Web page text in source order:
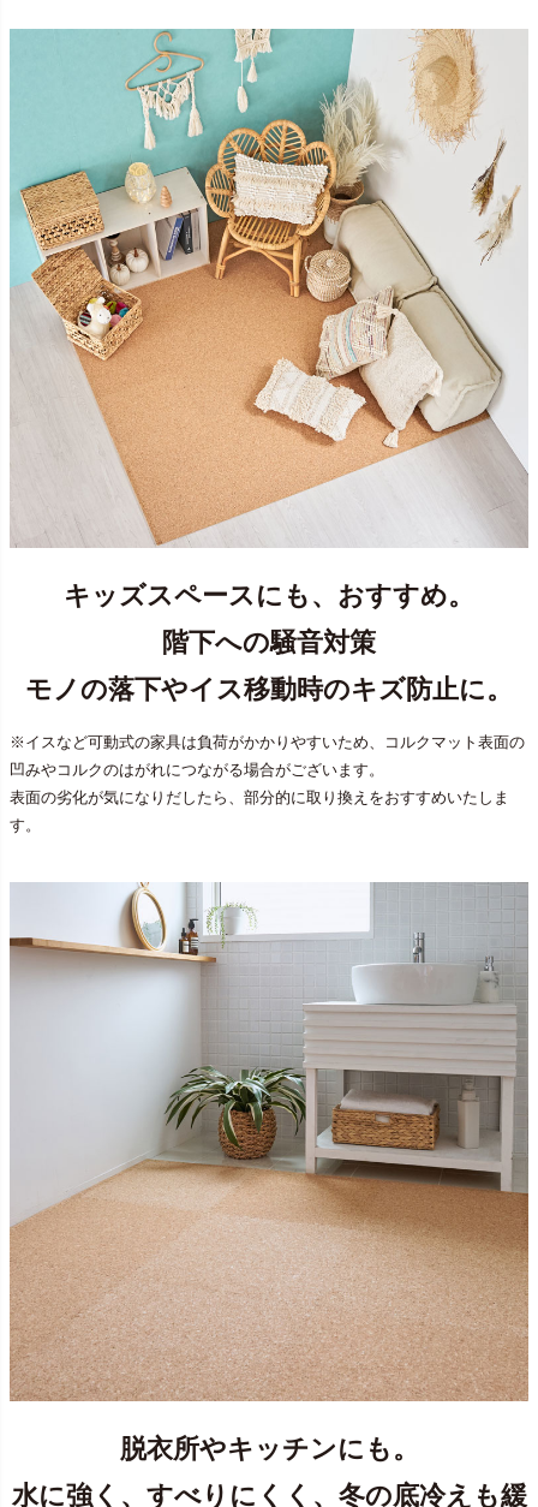
キッズスペースにも、おすすめ。
階下への騒音対策
モノの落下やイス移動時のキズ防止に。
※イスなど可動式の家具は負荷がかかりやすいため、コルクマット表面の
凹みやコルクのはがれにつながる場合がございます。
表面の劣化が気になりだしたら、部分的に取り換えをおすすめいたしま
す。
脱衣所やキッチンにも。
水に強く、すべりにくく、冬の底冷えも緩